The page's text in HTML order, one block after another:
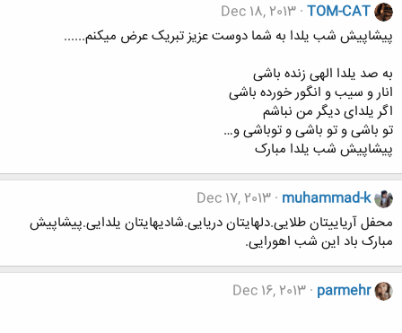
TOM-CAT
Dec 18, 2013
پیشاپیش شب یلدا به شما دوست عزیز تبریک عرض میکنم......
به صد یلدا الهی زنده باشی
انار و سیب و انگور خورده باشی
اگر یلدای دیگر من نباشم
تو باشی و تو باشی و توباشی و…
پیشاپیش شب یلدا مبارک
muhammad-k
Dec 17, 2013
محفل آریاییتان طلایی.دلهایتان دریایی.شادیهایتان یلدایی.پیشاپیش
مبارک باد این شب اهورایی.
parmehr
Dec 16, 2013